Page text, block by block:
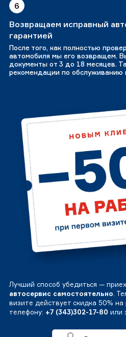
6
Возвращаем исправный
гарантией
После того, как полностью
автомобиля мы его возвращем.
документы от 3 до 18 месяцев.
рекомендации по обслуживанию
Лучший способ убедиться —
автосервис самостоятельно.
визите действует скидка 50%
телефону: +7 (343)302-17-80 или